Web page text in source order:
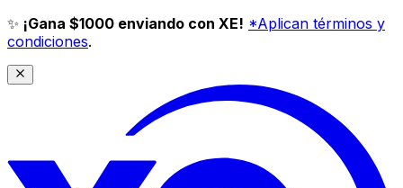
✨ ¡Gana $1000 enviando con XE! *Aplican términos y
condiciones.